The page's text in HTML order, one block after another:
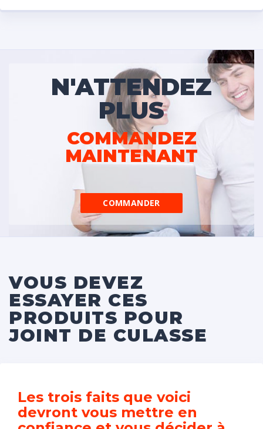
N'ATTENDEZ
PLUS
COMMANDEZ
MAINTENANT
COMMANDER
VOUS DEVEZ
ESSAYER CES
PRODUITS POUR
JOINT DE CULASSE
Les trois faits que voici
devront vous mettre en